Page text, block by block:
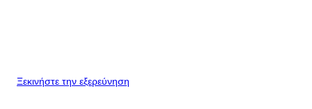
Ξεκινήστε την εξερεύνηση